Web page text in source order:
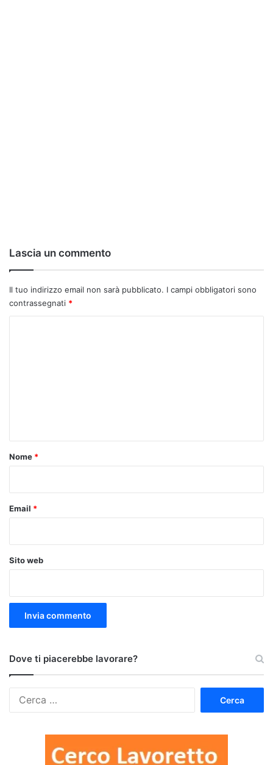
Lascia un commento
Il tuo indirizzo email non sarà pubblicato. I campi obbligatori sono
contrassegnati *
o
Nome *
Email *
Sito web
Dove ti piacerebbe lavorare?